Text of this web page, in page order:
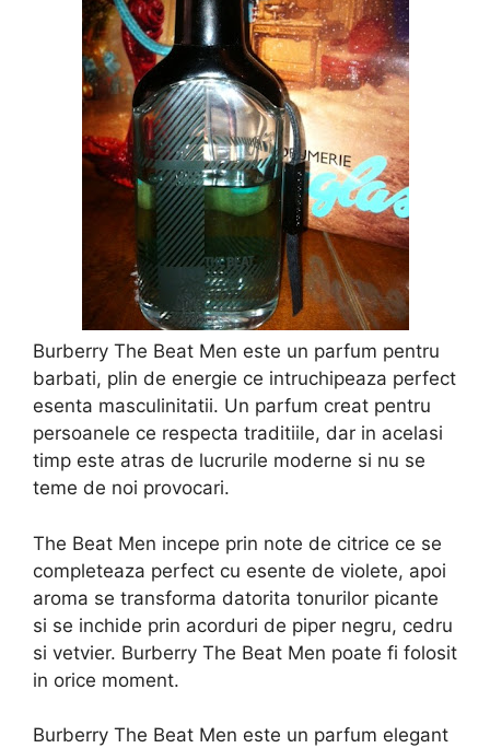
Burberry The Beat Men este un parfum pentru
barbati, plin de energie ce intruchipeaza perfect
esenta masculinitatii. Un parfum creat pentru
persoanele ce respecta traditiile, dar in acelasi
timp este atras de lucrurile moderne si nu se
teme de noi provocari.
The Beat Men incepe prin note de citrice ce se
completeaza perfect cu esente de violete, apoi
aroma se transforma datorita tonurilor picante
si se inchide prin acorduri de piper negru, cedru
si vetvier. Burberry The Beat Men poate fi folosit
in orice moment.
Burberry The Beat Men este un parfum elegant